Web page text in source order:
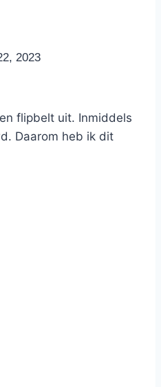
2023
flipbelt uit. Inmiddels
Daarom heb ik dit